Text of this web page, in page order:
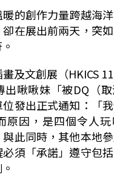
的創作力量跨越海
在展出前兩天，突
及文創展（HKICS
啾啾妹「被DQ（取
發出正式通知：「
原因，是四個令人
與此同時，其他本地
須「承諾」遵守包括